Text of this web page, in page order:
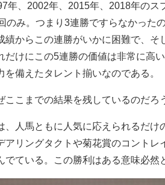
年、2002年、2015年、2018年のス
のみ。つまり3連勝ですらなかった
績からこの連勝がいかに困難で、そ
だけにこの5連勝の価値は非常に高
備えたタレント揃いなのである。
こまでの結果を残しているのだろ
人馬ともに人気に応えられるだけ
アリングタクトや菊花賞のコントレ
でている。この勝利はある意味必然